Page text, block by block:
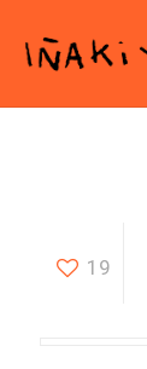
19